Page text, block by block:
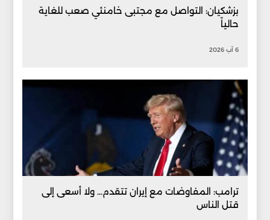
بزشكيان: التواصل مع مجتبى خامنئي صعب للغاية
حالياً
6 آب 2026
ترامب: المفاوضات مع إيران تتقدم... ولا أسعى إلى
قتل الناس